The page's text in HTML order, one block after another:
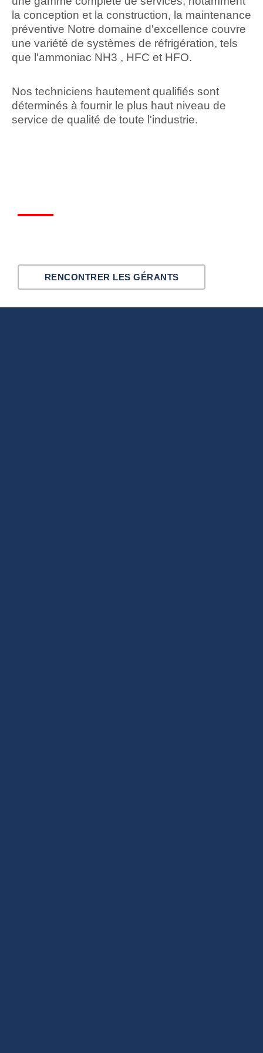
la conception et la construction, la maintenance
préventive Notre domaine d'excellence couvre
une variété de systèmes de réfrigération, tels
que l'ammoniac NH3 , HFC et HFO.
Nos techniciens hautement qualifiés sont
déterminés à fournir le plus haut niveau de
service de qualité de toute l'industrie.
RENCONTRER LES GÉRANTS